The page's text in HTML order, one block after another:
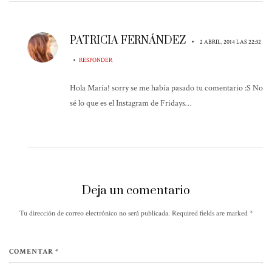
PATRICIA FERNÁNDEZ • 2 ABRIL, 2014 LAS 22:32
• RESPONDER
Hola María! sorry se me había pasado tu comentario :S No
sé lo que es el Instagram de Fridays…
Deja un comentario
Tu dirección de correo electrónico no será publicada. Required fields are marked *
COMENTAR *